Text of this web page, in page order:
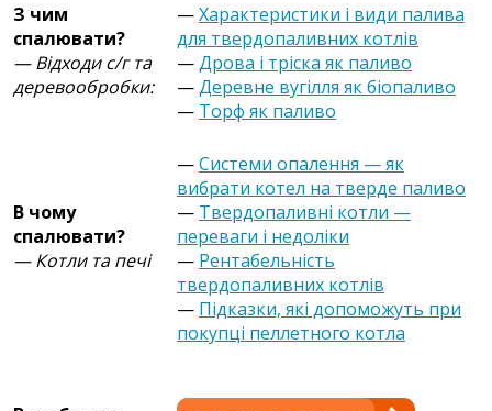
З чим
спалювати?
— Відходи с/г та
деревообробки:
—Характеристики і види палива
для твердопаливних котлів
—Дрова і тріска як паливо
—Деревне вугілля як біопаливо
— Торф як паливо
В чому
спалювати?
— Котли та печі
—Системи опалення — як
вибрати котел на тверде паливо
— Твердопаливні котли —
переваги і недоліки
— Рентабельність
твердопаливних котлів
— Підказки, які допоможуть при
покупці пеллетного котла